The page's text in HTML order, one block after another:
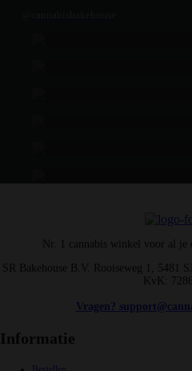
Nr. 1 cannabis winkel voor al je
SR Bakehouse B.V. Rooiseweg 1, 5481
KvK:
Vragen?
Informatie